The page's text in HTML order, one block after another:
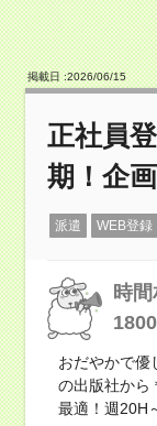
掲載日 :2026/06/15
正社員
期！企
派遣 WEB登録
時
おだやかで優
の出版社から
最適！週20H